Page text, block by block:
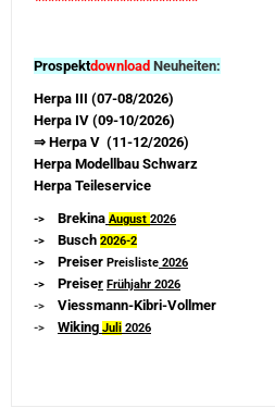
Prospektdownload Neuheiten:
Herpa III (07-08/2026)
Herpa IV (09-10/2026)
⇒ Herpa V (11-12/2026)
Herpa Modellbau Schwarz
Herpa Teileservice
-> Brekina August 2026
-> Busch 2026-2
-> Preiser Preisliste 2026
-> Preiser Frühjahr 2026
-> Viessmann-Kibri-Vollmer
-> Wiking Juli 2026